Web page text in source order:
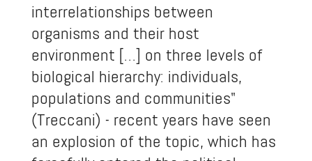
interrelationships between
organisms and their host
environment […] on three levels of
biological hierarchy: individuals,
populations and communities"
(Treccani) - recent years have seen
an explosion of the topic, which has